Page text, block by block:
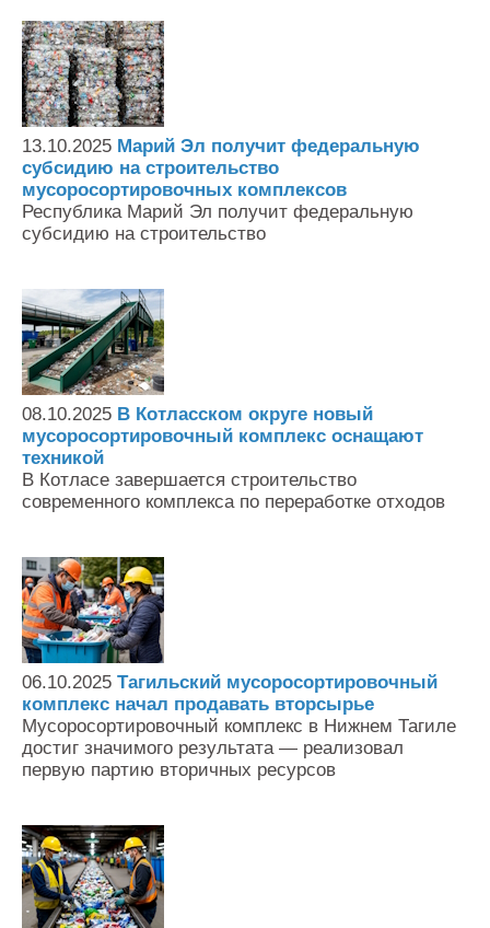
13.10.2025 Марий Эл получит федеральную
субсидию на строительство
мусоросортировочных комплексов
Республика Марий Эл получит федеральную
субсидию на строительство
08.10.2025 В Котласском округе новый
мусоросортировочный комплекс оснащают
техникой
В Котласе завершается строительство
современного комплекса по переработке отходов
06.10.2025 Тагильский мусоросортировочный
комплекс начал продавать вторсырье
Мусоросортировочный комплекс в Нижнем Тагиле
достиг значимого результата — реализовал
первую партию вторичных ресурсов